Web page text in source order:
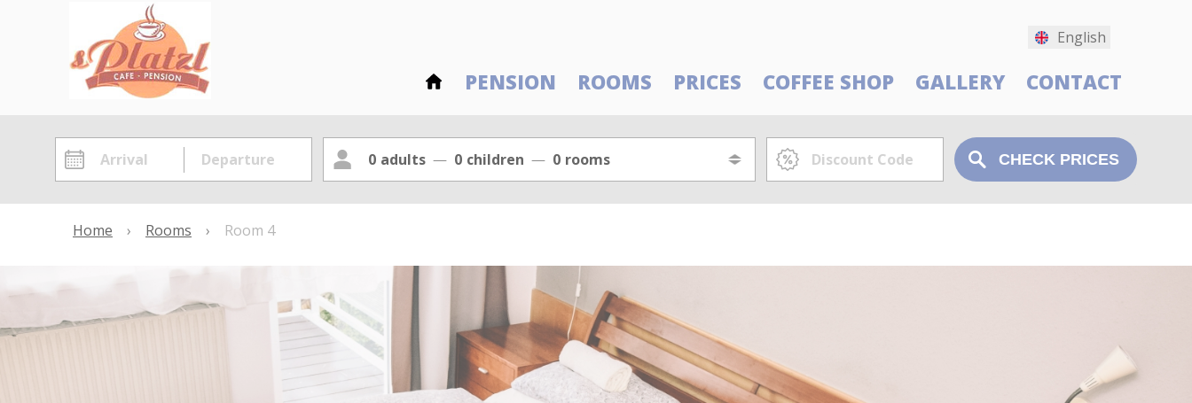
English
PENSION ROOMS PRICES COFFEE SHOP GALLERY CONTACT
0 adults 0 children 0 rooms
Home › Rooms › Room 4